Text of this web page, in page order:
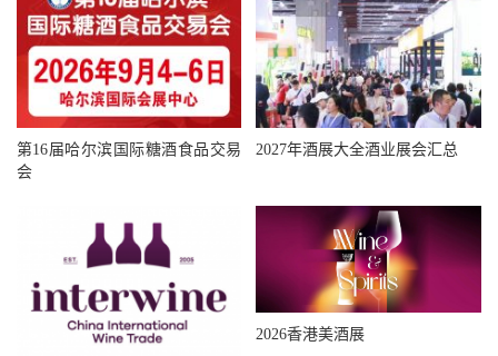
第16届哈尔滨国际糖酒食品交易
会
2027年酒展大全酒业展会汇总
2026香港美酒展